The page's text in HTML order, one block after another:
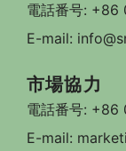
電話番号: +86
E-mail:
市場協力
電話番号:
E-mail: